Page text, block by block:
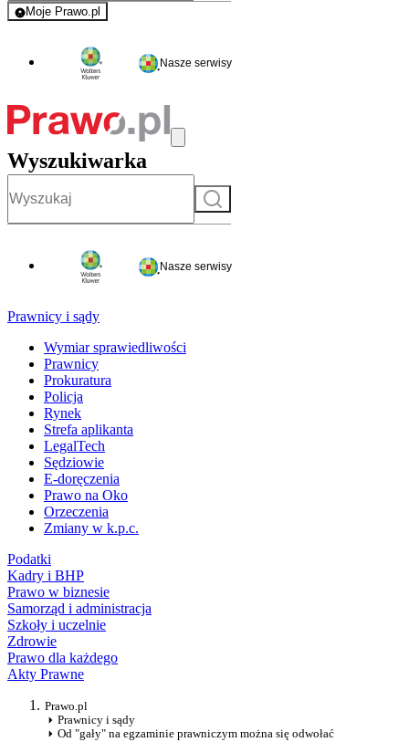
Moje Prawo.pl
- rejestracja i logowanie do serwisu
Nasze serwisy
Wyszukiwarka
Szukaj
Nasze serwisy
Prawnicy i sądy
Wymiar sprawiedliwości
Prawnicy
Prokuratura
Policja
Rynek
Strefa aplikanta
LegalTech
Sędziowie
E-doręczenia
Prawo na Oko
Orzeczenia
Zmiany w k.p.c.
Podatki
Kadry i BHP
Prawo w biznesie
Samorząd i administracja
Szkoły i uczelnie
Zdrowie
Prawo dla każdego
Akty Prawne
Prawo.pl
Prawnicy i sądy
Od "gały" na egzaminie prawniczym można się odwołać